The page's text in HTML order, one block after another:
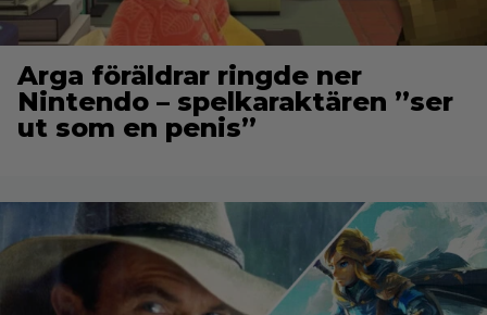
Arga föräldrar ringde ner
Nintendo – spelkaraktären ”ser
ut som en penis”